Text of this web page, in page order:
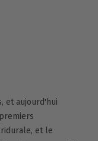
et aujourd'hui
et le